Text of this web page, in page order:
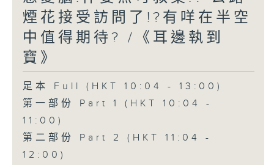
煙花接受訪問了!?有咩在半空
中值得期待? /《耳邊執到
寶》
足本 Full (HKT 10:04 - 13:00)
第一部份 Part 1 (HKT 10:04 -
11:00)
第二部份 Part 2 (HKT 11:04 -
12:00)